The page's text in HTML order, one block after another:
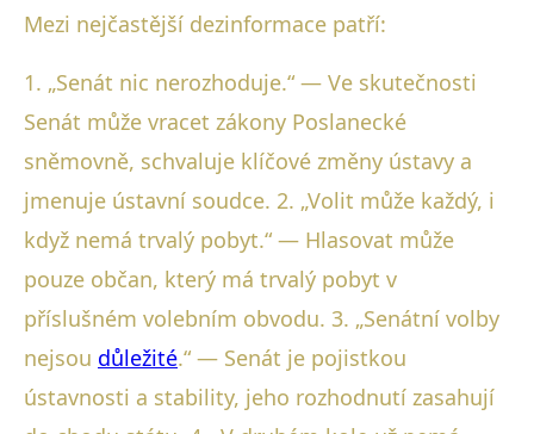
Mezi nejčastější dezinformace patří:
1. „Senát nic nerozhoduje.“ — Ve skutečnosti
Senát může vracet zákony Poslanecké
sněmovně, schvaluje klíčové změny ústavy a
jmenuje ústavní soudce. 2. „Volit může každý, i
když nemá trvalý pobyt.“ — Hlasovat může
pouze občan, který má trvalý pobyt v
příslušném volebním obvodu. 3. „Senátní volby
nejsou důležité.“ — Senát je pojistkou
ústavnosti a stability, jeho rozhodnutí zasahují